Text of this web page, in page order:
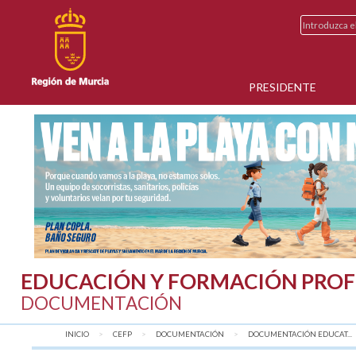
PRESIDENTE
EDUCACIÓN Y FORMACIÓN
DOCUMENTACIÓN
INICIO CEFP DOCUMENTACIÓN DOCUMENTACIÓN EDUCAT...